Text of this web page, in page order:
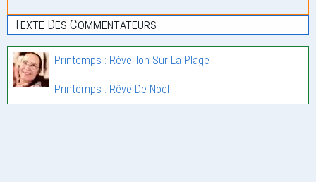
Texte Des Commentateurs
Printemps : Réveillon Sur La Plage
Printemps : Rêve De Noël